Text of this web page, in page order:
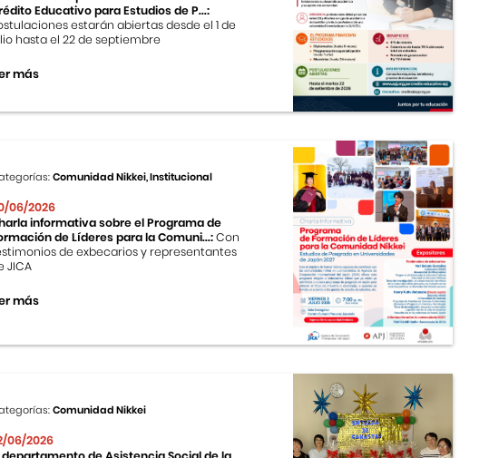
Educativo para Estudios de P...:
estarán abiertas desde el 1 de
hasta el 22 de septiembre
más
Comunidad Nikkei, Institucional
06/2026
informativa sobre el Programa de
de Líderes para la Comuni...:Con
de exbecarios y representantes
JICA
más
Comunidad Nikkei
06/2026